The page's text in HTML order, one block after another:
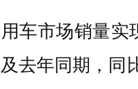
车市场销量实
去年同期，同